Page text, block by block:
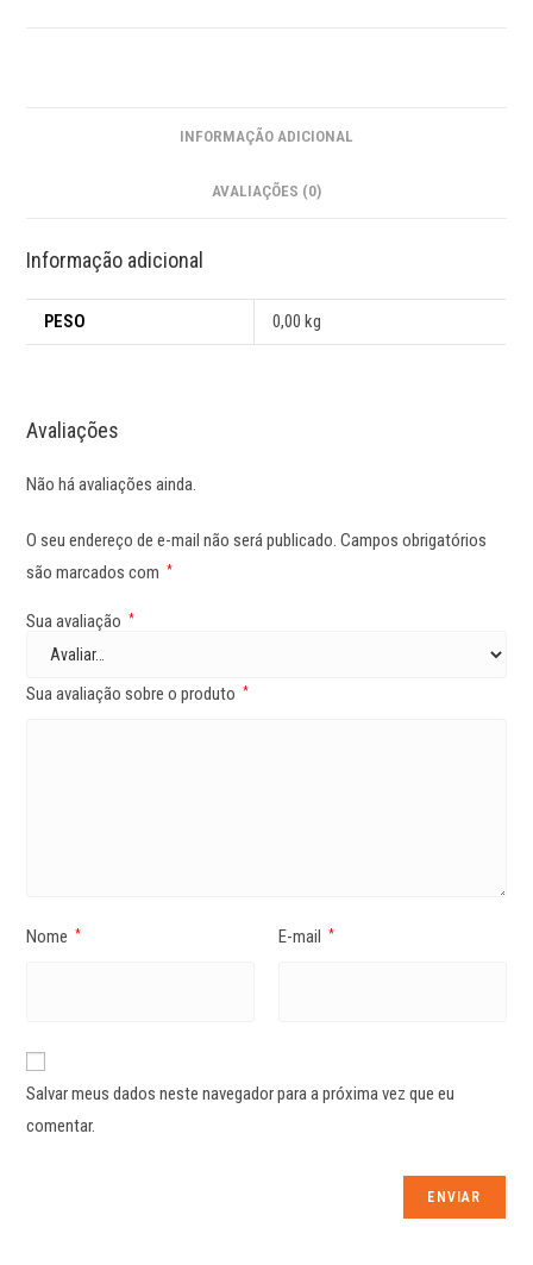
INFORMAÇÃO ADICIONAL
AVALIAÇÕES (0)
Informação adicional
PESO 0,00 kg
Avaliações
Não há avaliações ainda.
O seu endereço de e-mail não será publicado. Campos obrigatórios
são marcados com
*
Sua avaliação *
Sua avaliação sobre o produto *
Nome * E-mail *
Salvar meus dados neste navegador para a próxima vez que eu
comentar.